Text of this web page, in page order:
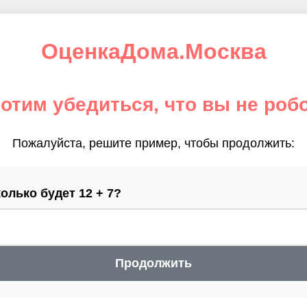
ОценкаДома.Москва
убедиться, что вы не
Пожалуйста, решите пример, чтобы продолжить:
будет 12 + 7?
Продолжить